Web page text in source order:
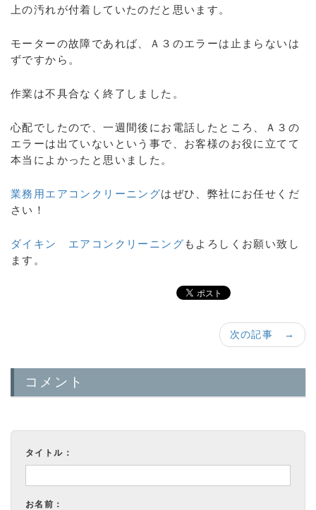
上の汚れが付着していたのだと思います。
モーターの故障であれば、Ａ３のエラーは止まらないは
ずですから。
作業は不具合なく終了しました。
心配でしたので、一週間後にお電話したところ、Ａ３の
エラーは出ていないという事で、お客様のお役に立てて
本当によかったと思いました。
業務用エアコンクリーニングはぜひ、弊社にお任せくだ
さい！
ダイキン エアコンクリーニング もよろしくお願い致し
ます。
次の記事 →
コメント
タイトル：
お名前：